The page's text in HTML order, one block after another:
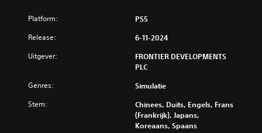
Platform: PS5
Release: 6-11-2024
Uitgever:
FRONTIER DEVELOPMENTS
PLC
Genres: Simulatie
Stem:
Chinees, Duits, Engels, Frans
(Frankrijk), Japans,
Koreaans, Spaans